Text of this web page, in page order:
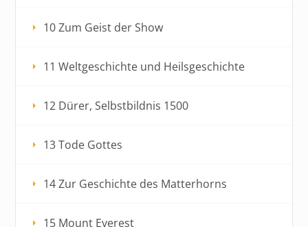
10 Zum Geist der Show
11 Weltgeschichte und Heilsgeschichte
12 Dürer, Selbstbildnis 1500
13 Tode Gottes
14 Zur Geschichte des Matterhorns
15 Mount Everest